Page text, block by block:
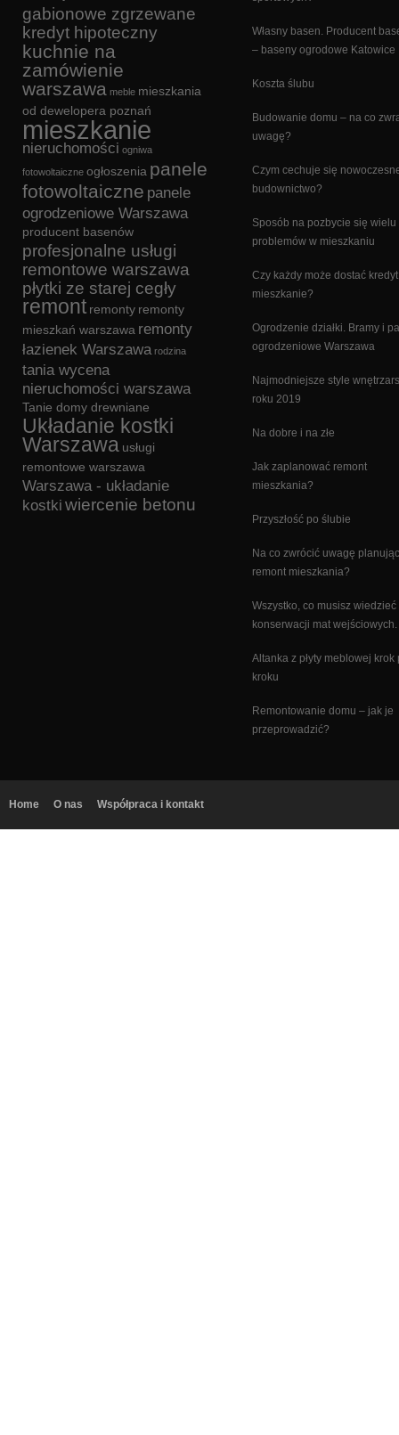
gabionowe zgrzewane
kredyt hipoteczny
kuchnie na
zamówienie
warszawa meble mieszkania
od dewelopera poznań
mieszkanie
nieruchomości ogniwa
fotowoltaiczne ogłoszenia panele
fotowoltaiczne panele
ogrodzeniowe Warszawa
producent basenów
profesjonalne usługi
remontowe warszawa
płytki ze starej cegły
remont remonty remonty
mieszkań warszawa remonty
łazienek Warszawa rodzina
tania wycena
nieruchomości warszawa
Tanie domy drewniane
Układanie kostki
Warszawa usługi
remontowe warszawa
Warszawa - układanie
kostki wiercenie betonu
Własny basen. Producent
– baseny ogrodowe Katowice
Koszta ślubu
Budowanie domu – na co
uwagę?
Czym cechuje się
budownictwo?
Sposób na pozbycie się wielu
problemów w mieszkaniu
Czy każdy może dostać
mieszkanie?
Ogrodzenie działki. Bramy i
ogrodzeniowe Warszawa
Najmodniejsze style
roku 2019
Na dobre i na złe
Jak zaplanować remont
mieszkania?
Przyszłość po ślubie
Na co zwrócić uwagę planując
remont mieszkania?
Wszystko, co musisz wiedzieć
konserwacji mat wejściowych.
Altanka z płyty meblowej krok
kroku
Remontowanie domu – jak je
przeprowadzić?
Home O nas Współpraca i kontakt